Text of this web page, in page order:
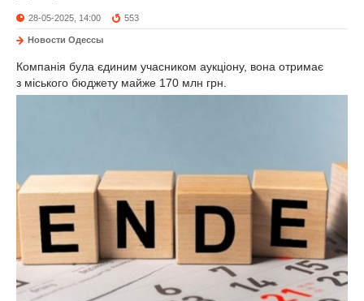
28-05-2025, 14:00 553
Новости Одессы
Компанія була єдиним учасником аукціону, вона отримає
з міського бюджету майже 170 млн грн.